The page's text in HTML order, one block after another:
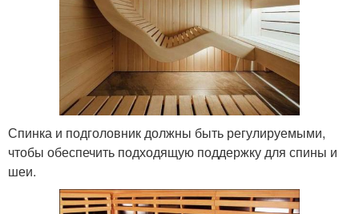
Спинка и подголовник должны быть регулируемыми,
чтобы обеспечить подходящую поддержку для спины и
шеи.